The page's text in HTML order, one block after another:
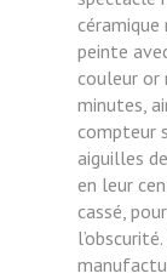
peinte
couleur or
minutes,
compteur
aiguilles
en leur
cassé,